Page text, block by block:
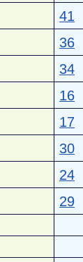
41
36
34
16
17
30
24
29